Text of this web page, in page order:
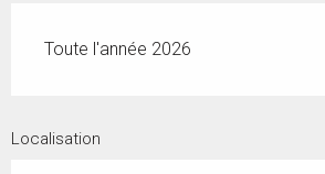
Toute l'année 2026
Localisation